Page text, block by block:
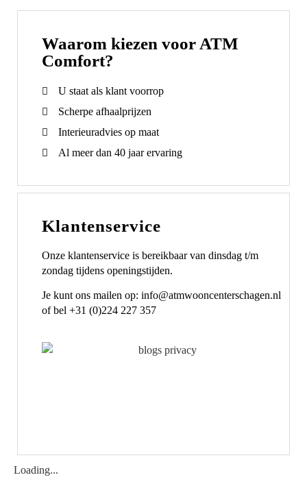
Waarom kiezen voor ATM
Comfort?
U staat als klant voorrop
Scherpe afhaalprijzen
Interieuradvies op maat
Al meer dan 40 jaar ervaring
Klantenservice
Onze klantenservice is bereikbaar van dinsdag t/m
zondag tijdens openingstijden.
Je kunt ons mailen op: info@atmwooncenterschagen.nl
of bel +31 (0)224 227 357
Loading...